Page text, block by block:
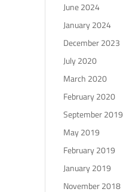
June 2024
January 2024
December 2023
July 2020
March 2020
February 2020
September 2019
May 2019
February 2019
January 2019
November 2018